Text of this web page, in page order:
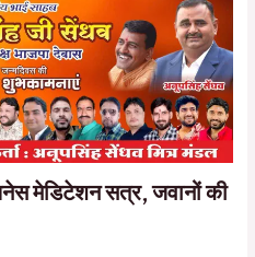
मेडिटेशन सत्र, जवानों की